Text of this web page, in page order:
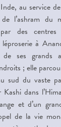
au service
l’ashram du
des
à
ses grands
; elle
sud du vaste
dans
et d’un
de la vie